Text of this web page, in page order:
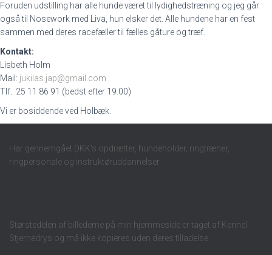
Foruden udstilling har alle hunde været til lydighedstræning og jeg går
også til Nosework med Liva, hun elsker det. Alle hundene har en fest
sammen med deres racefæller til fælles gåture og træf.
Kontakt:
Lisbeth Holm
Mail: jukilas.jap@gmail.com
Tlf.: 25 11 86 91 (bedst efter 19.00)
Vi er bosiddende ved Holbæk.
Har gennemgået DKK's opdrætter, hundeholder, ringtræner,
ringpersonale og instruktøruddannelser
Størstedelen af billederne på min hjemmeside er taget af Kennel
Stjernedrys og må ikke kopieres uden deres tilladelse.